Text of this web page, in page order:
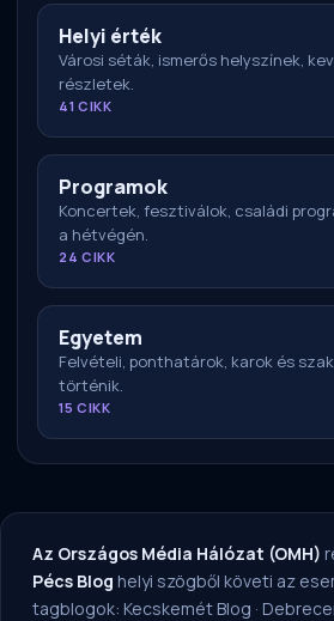
Helyi érték
Városi séták, ismerős helyszínek,
részletek.
41 CIKK
Programok
Koncertek, fesztiválok, családi
a hétvégén.
24 CIKK
Egyetem
Felvételi, ponthatárok, karok és
történik.
15 CIKK
Az Országos Média Hálózat (OMH)
Pécs Blog helyi szögből követi az
tagblogok: Kecskemét Blog ·